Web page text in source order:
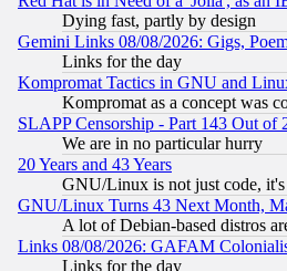
Dying fast, partly by design
Gemini Links 08/08/2026: Gigs,
Links for the day
Kompromat Tactics in GNU and
Kompromat as a concept was
SLAPP Censorship - Part 143 Out
We are in no particular hurry
20 Years and 43 Years
GNU/Linux is not just code,
GNU/Linux Turns 43 Next Month,
A lot of Debian-based distros
Links 08/08/2026: GAFAM
Links for the day